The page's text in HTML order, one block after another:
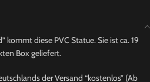
kommt diese PVC Statue. Sie ist ca. 19
Box geliefert.
der Versand “kostenlos” (Ab